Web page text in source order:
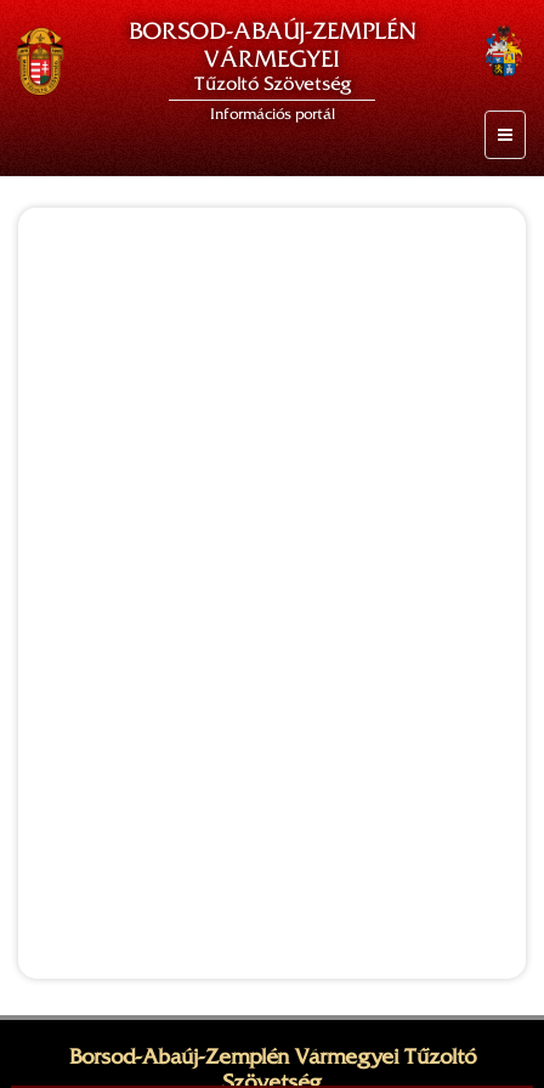
BORSOD-ABAÚJ-ZEMPLÉN
VÁRMEGYEI
Tűzoltó Szövetség
Információs portál
Borsod-Abaúj-Zemplén Vármegyei Tűzoltó
Szövetség